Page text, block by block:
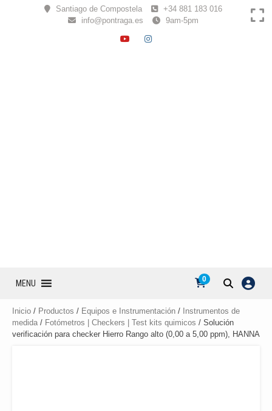
Santiago de Compostela
+34 881 183 016
info@pontraga.es
9am-5pm
YOUTUBE
INSTAGRAM
MENU 0
Inicio / Productos / Equipos e Instrumentación / Instrumentos de
medida / Fotómetros | Checkers | Test kits quimicos / Solución
verificación para checker Hierro Rango alto (0,00 a 5,00 ppm), HANNA